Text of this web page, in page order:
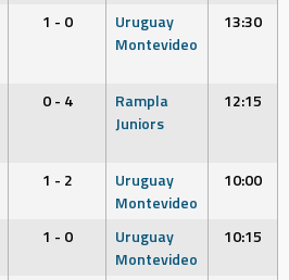
1 - 0
Uruguay
Montevideo
13:30
0 - 4
Rampla
Juniors
12:15
1 - 2
Uruguay
Montevideo
10:00
1 - 0
Uruguay
Montevideo
10:15